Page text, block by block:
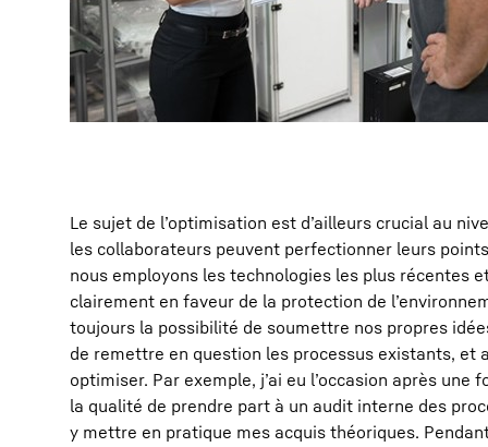
Le sujet de l’optimisation est d’ailleurs crucial au
les collaborateurs peuvent perfectionner leurs
nous employons les technologies les plus récentes
clairement en faveur de la protection de
toujours la possibilité de soumettre nos propres
de remettre en question les processus existants, et
optimiser. Par exemple, j’ai eu l’occasion après
la qualité de prendre part à un audit interne des
y mettre en pratique mes acquis théoriques.